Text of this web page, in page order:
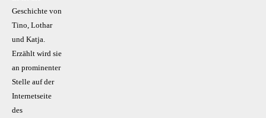
Geschichte von
Tino, Lothar
und Katja.
Erzählt wird sie
an prominenter
Stelle auf der
Internetseite
des